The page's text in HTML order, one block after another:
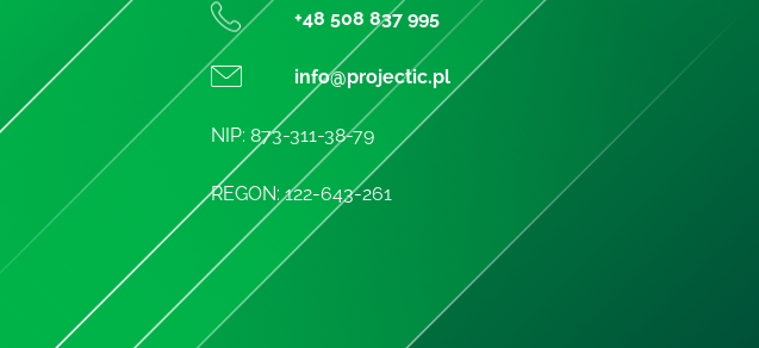
+48 508 837 995
info@projectic.pl
NIP: 873-311-38-79
REGON: 122-643-261